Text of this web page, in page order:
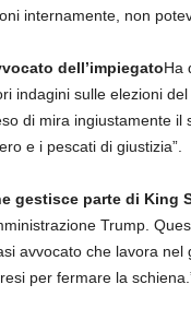
internamente, non
dell’impiegatoHa
indagini sulle elezioni
di mira ingiustamente il
e i pescati di giustizia”.
gestisce parte di King
Trump.
avvocato che lavora
per fermare la